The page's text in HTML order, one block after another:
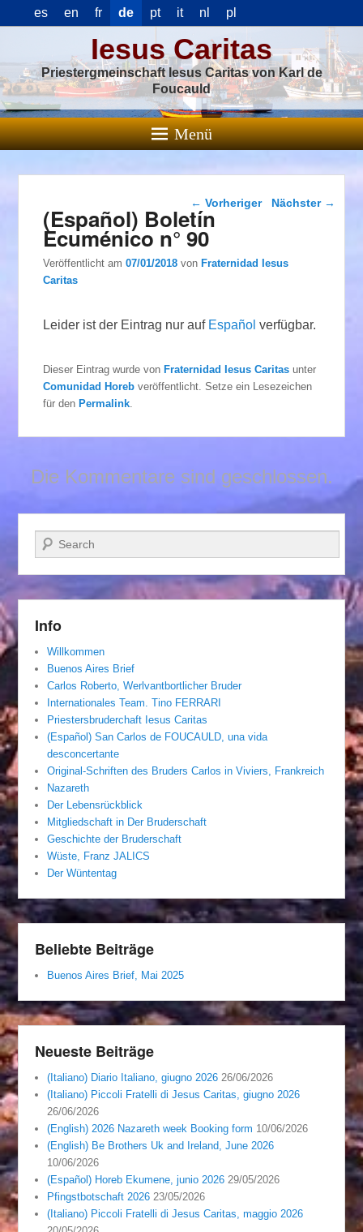
es en fr de pt it nl pl
Iesus Caritas
Priestergmeinschaft Iesus Caritas von Karl de
Foucauld
Menü
Beitragsnavigation
← Vorheriger Nächster →
(Español) Boletín
Ecuménico n° 90
Veröffentlicht am07/01/2018 vonFraternidad Iesus
Caritas
Leider ist der Eintrag nur auf Español verfügbar.
Dieser Eintrag wurde vonFraternidad Iesus Caritas unter
Comunidad Horeb veröffentlicht. Setze ein Lesezeichen
für denPermalink
Die Kommentare sind geschlossen.
Suchen
Info
Willkommen
Buenos Aires Brief
Carlos Roberto, Werlvantbortlicher Bruder
Internationales Team. Tino FERRARI
Priestersbruderchaft Iesus Caritas
(Español) San Carlos de FOUCAULD, una vida
desconcertante
Original-Schriften des Bruders Carlos in Viviers, Frankreich
Nazareth
Der Lebensrückblick
Mitgliedschaft in Der Bruderschaft
Geschichte der Bruderschaft
Wüste, Franz JALICS
Der Wüntentag
Beliebte Beiträge
Buenos Aires Brief, Mai 2025
Neueste Beiträge
(Italiano) Diario Italiano, giugno 2026 26/06/2026
(Italiano) Piccoli Fratelli di Jesus Caritas, giugno 2026
26/06/2026
(English) 2026 Nazareth week Booking form 10/06/2026
(English) Be Brothers Uk and Ireland, June 2026
10/06/2026
(Español) Horeb Ekumene, junio 2026 29/05/2026
Pfingstbotschaft 2026 23/05/2026
(Italiano) Piccoli Fratelli di Jesus Caritas, maggio 2026